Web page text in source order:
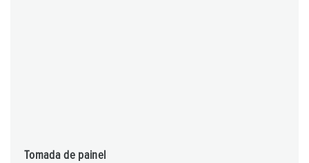
Tomada de painel